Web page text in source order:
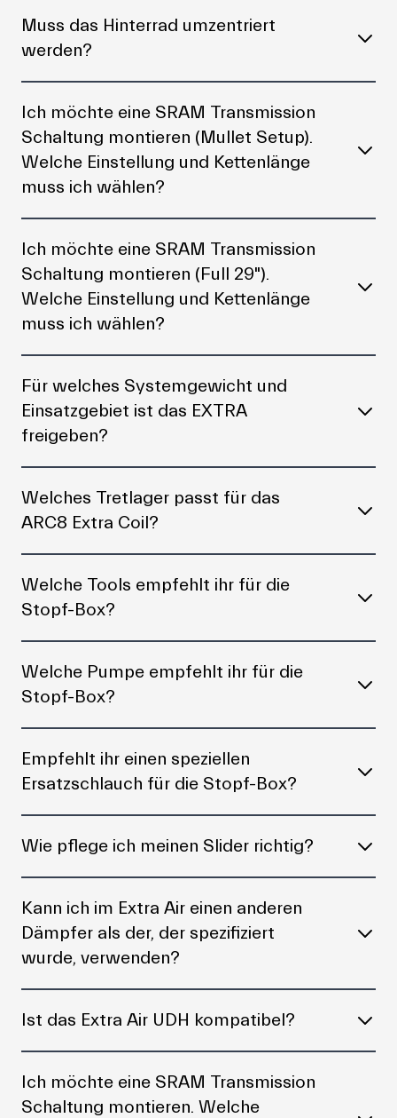
Muss das Hinterrad umzentriert
werden?
Ich möchte eine SRAM Transmission
Schaltung montieren (Mullet Setup).
Welche Einstellung und Kettenlänge
muss ich wählen?
Ich möchte eine SRAM Transmission
Schaltung montieren (Full 29").
Welche Einstellung und Kettenlänge
muss ich wählen?
Für welches Systemgewicht und
Einsatzgebiet ist das EXTRA
freigeben?
Welches Tretlager passt für das
ARC8 Extra Coil?
Welche Tools empfehlt ihr für die
Stopf-Box?
Welche Pumpe empfehlt ihr für die
Stopf-Box?
Empfehlt ihr einen speziellen
Ersatzschlauch für die Stopf-Box?
Wie pflege ich meinen Slider richtig?
Kann ich im Extra Air einen anderen
Dämpfer als der, der spezifiziert
wurde, verwenden?
Ist das Extra Air UDH kompatibel?
Ich möchte eine SRAM Transmission
Schaltung montieren. Welche